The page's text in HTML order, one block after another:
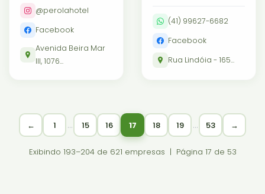
@perolahotel
Facebook
Avenida Beira Mar
III, 1076...
(41) 99627-6682
Facebook
Rua Lindóia - 165...
← 1 … 15 16 17 18 19 … 53 →
Exibindo 193–204 de 621 empresas | Página 17 de 53